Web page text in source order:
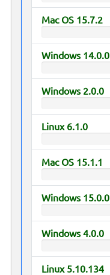
Mac OS 15.7.2
Windows 14.0.0
Windows 2.0.0
Linux 6.1.0
Mac OS 15.1.1
Windows 15.0.0
Windows 4.0.0
Linux 5.10.134